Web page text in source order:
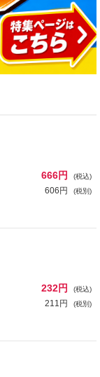
666円 (税込)
606円 (税別)
232円 (税込)
211円 (税別)